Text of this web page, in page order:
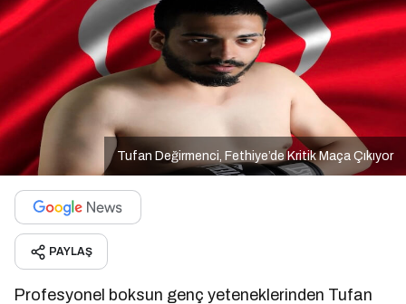
Tufan Değirmenci, Fethiye’de Kritik Maça Çıkıyor
PAYLAŞ
Profesyonel boksun genç yeteneklerinden Tufan